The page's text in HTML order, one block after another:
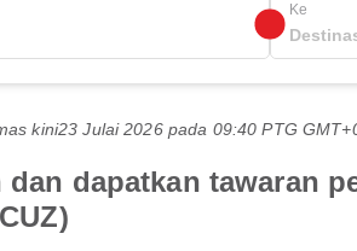
Ke
kini23 Julai 2026 pada 09:40 PTG
dan dapatkan tawaran